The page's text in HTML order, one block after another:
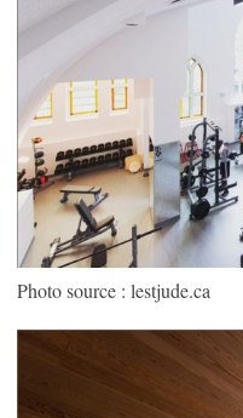
Photo source : lestjude.ca